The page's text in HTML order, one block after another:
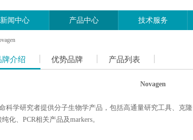
新闻中心 产品中心 技术服务
牌介绍 优势品牌 产品列表
Novagen
科学研究者提供分子生物学产品，包括高通量研究工具、克
化、PCR相关产品及markers。